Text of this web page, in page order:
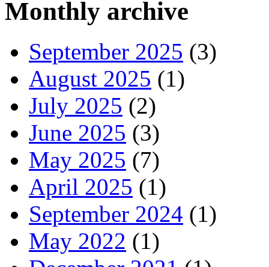
Monthly archive
September 2025 (3)
August 2025 (1)
July 2025 (2)
June 2025 (3)
May 2025 (7)
April 2025 (1)
September 2024 (1)
May 2022 (1)